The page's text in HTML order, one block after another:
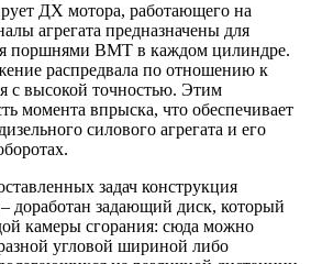
ДХ мотора, работающего на
агрегата предназначены для
поршнями ВМТ в каждом цилиндре.
распредвала по отношению к
с высокой точностью. Этим
момента впрыска, что обеспечивает
силового агрегата и его
задач конструкция
доработан задающий диск, который
камеры сгорания: сюда можно
угловой шириной либо